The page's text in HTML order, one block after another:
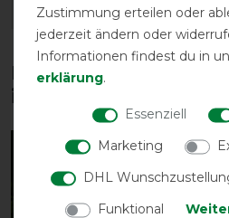
ARTIKEL MERKEN
Diese Produkte
interessieren
-20%
Zustimmung erteilen oder
jederzeit ändern oder
Informationen findest du in
erklärung.
Essenziell
Marketing
DHL
Funktional